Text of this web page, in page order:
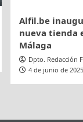
Alfil.be
nueva tienda
Málaga
Dpto. Redacción
4 de junio de 2025